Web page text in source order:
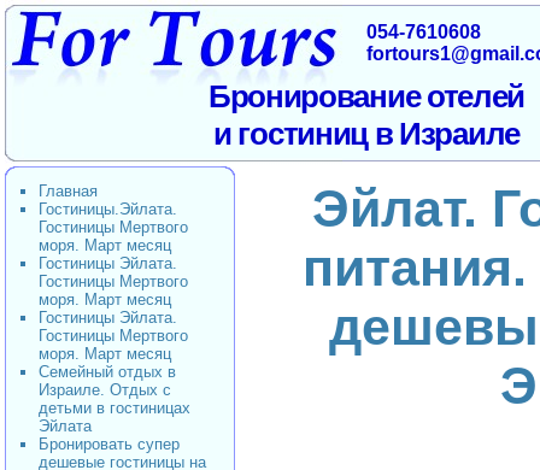
054-7610608
Бронирование отелей
и гостиниц в Израиле
Главная
Гостиницы.Эйлата.
Гостиницы Мертвого
моря. Март месяц
Гостиницы Эйлата.
Гостиницы Мертвого
моря. Март месяц
Гостиницы Эйлата.
Гостиницы Мертвого
моря. Март месяц
Семейный отдых в
Израиле. Отдых с
детьми в гостиницах
Эйлата
Бронировать супер
дешевые гостиницы на
Эйлат.